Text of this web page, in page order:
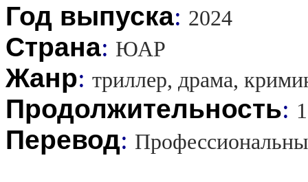
Год выпуска: 2024
Страна: ЮАР
Жанр: триллер, драма,
Продолжительность:
Перевод: